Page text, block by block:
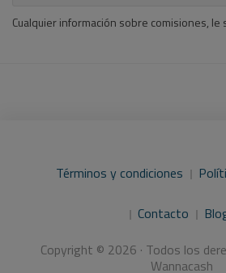
Cualquier información sobre comisiones, le
Términos y condiciones
Contacto
Copyright © 2026 · Todos los
Wannacash